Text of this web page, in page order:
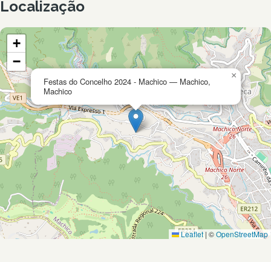
Localização
Festas do Concelho 2024 - Machico — Machico,
Machico
×
+
−
Leaflet | ©OpenStreetMap